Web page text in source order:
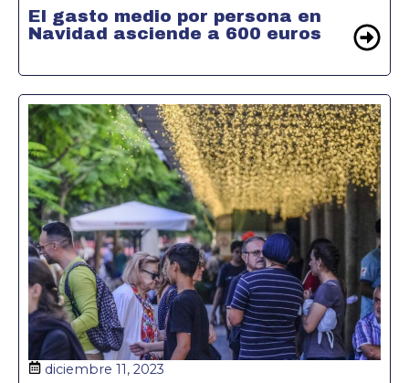
El gasto medio por persona en
Navidad asciende a 600 euros
diciembre 11, 2023